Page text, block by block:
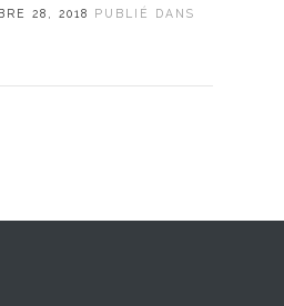
28, 2018
PUBLIÉ DANS